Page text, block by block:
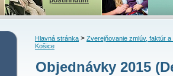
Hlavná stránka> Zverejňovanie zmlúv, faktúr a
Košice
Objednávky 2015